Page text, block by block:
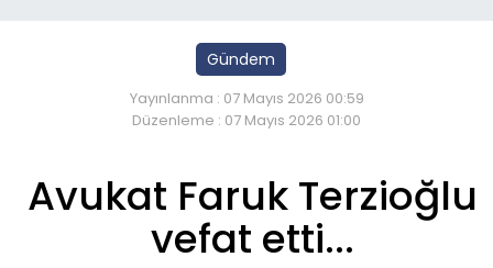
Gündem
Yayınlanma : 07 Mayıs 2026 00:59
Düzenleme : 07 Mayıs 2026 01:00
Avukat Faruk Terzioğlu
vefat etti...